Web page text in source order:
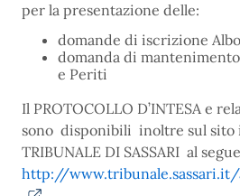
per la presentazione delle:
domande di iscrizione
domanda di
e Periti
Il PROTOCOLLO D’INTESA e
sono disponibili inoltre sul sito
TRIBUNALE DI SASSARI al
http://www.tribunale.sassari.it/